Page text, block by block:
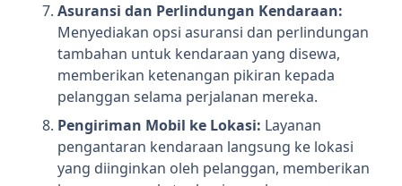
Asuransi dan Perlindungan Kendaraan:
Menyediakan opsi asuransi dan perlindungan
tambahan untuk kendaraan yang disewa,
memberikan ketenangan pikiran kepada
pelanggan selama perjalanan mereka.
Pengiriman Mobil ke Lokasi: Layanan
pengantaran kendaraan langsung ke lokasi
yang diinginkan oleh pelanggan, memberikan